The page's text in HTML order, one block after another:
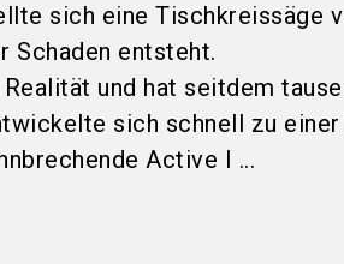
sich eine Tischkreissäge
Schaden entsteht.
und hat seitdem
sich schnell zu
Active I ...